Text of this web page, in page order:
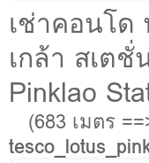
เช่าคอนโ
เกล้า สเต
Pinklao
(683 เมตร